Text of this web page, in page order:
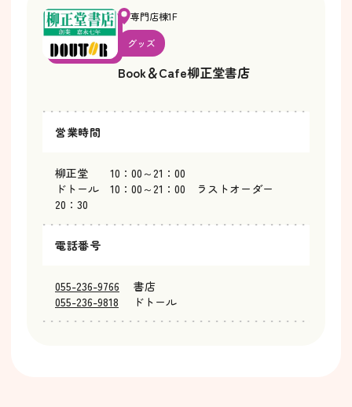
専門店棟1F
グッズ
Book＆Cafe柳正堂書店
営業時間
柳正堂 10：00～21：00
ドトール 10：00～21：00 ラストオーダー
20：30
電話番号
055-236-9766
書店
055-236-9818
ドトール